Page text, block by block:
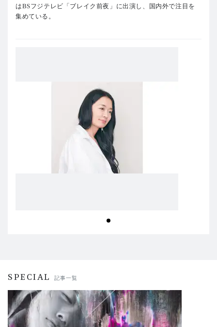
はBSフジテレビ「ブレイク前夜」に出演し、国内外で注目を
集めている。
SPECIAL 記事一覧